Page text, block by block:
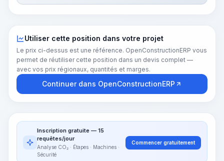
Utiliser cette position dans votre projet
Le prix ci-dessus est une référence. OpenConstructionERP vous
permet de réutiliser cette position dans un devis complet —
avec vos prix régionaux, quantités et marges.
Continuer dans OpenConstructionERP
Inscription gratuite — 15
requêtes/jour
Analyse CO₂ · Étapes · Machines ·
Sécurité
Commencer gratuitement